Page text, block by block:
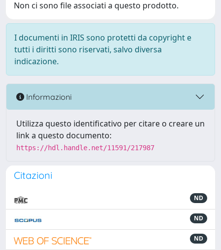
Non ci sono file associati a questo prodotto.
I documenti in IRIS sono protetti da copyright e
tutti i diritti sono riservati, salvo diversa
indicazione.
Informazioni
Utilizza questo identificativo per citare o creare un
link a questo documento:
https://hdl.handle.net/11591/217987
Citazioni
ND
ND
ND